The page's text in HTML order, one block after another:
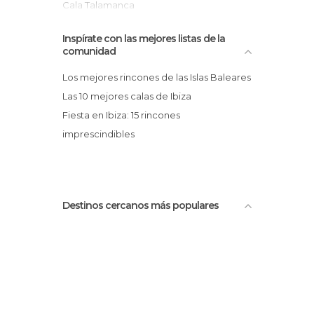
Cala Talamanca
Baleares
Inspírate con las mejores listas de la
comunidad
Los mejores rincones de las Islas Baleares
Las 10 mejores calas de Ibiza
Fiesta en Ibiza: 15 rincones
imprescindibles
Destinos cercanos más populares